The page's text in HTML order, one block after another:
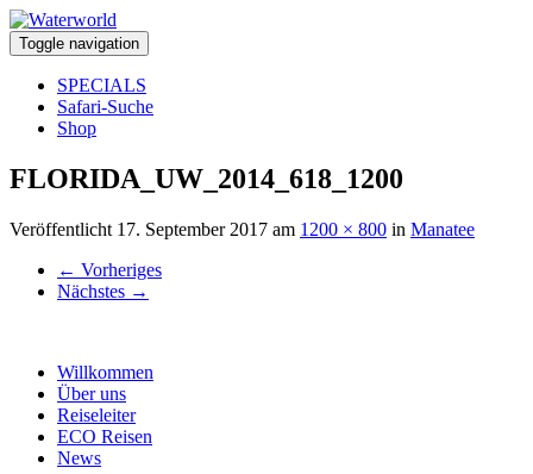
Toggle navigation
SPECIALS
Safari-Suche
Shop
FLORIDA_UW_2014_618_1200
Veröffentlicht 17. September 2017 am 1200 × 800 in Manatee
← Vorheriges
Nächstes →
Willkommen
Über uns
Reiseleiter
ECO Reisen
News